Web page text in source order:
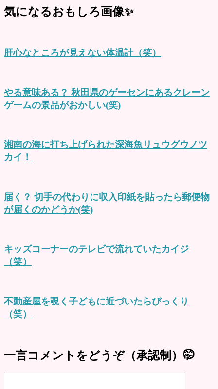
気になるおもしろ画像✨
肝心なところが見えない体温計（笑）
やる意味ある？ 秋田県のゲーセンにあるクレーン
ゲームの景品がおかしい(笑)
湘南の海に打ち上げられた深海魚リュウグウノツ
カイ！
届く？ 切手の代わりに収入印紙を貼ったら郵便物
が届くのかどうか(笑)
キッズコーナーのテレビで流れていたカイジ
（笑）
不動産屋を覗く子どもに近づいたらびっくり
（笑）
一言コメントをどうぞ（承認制）🤭